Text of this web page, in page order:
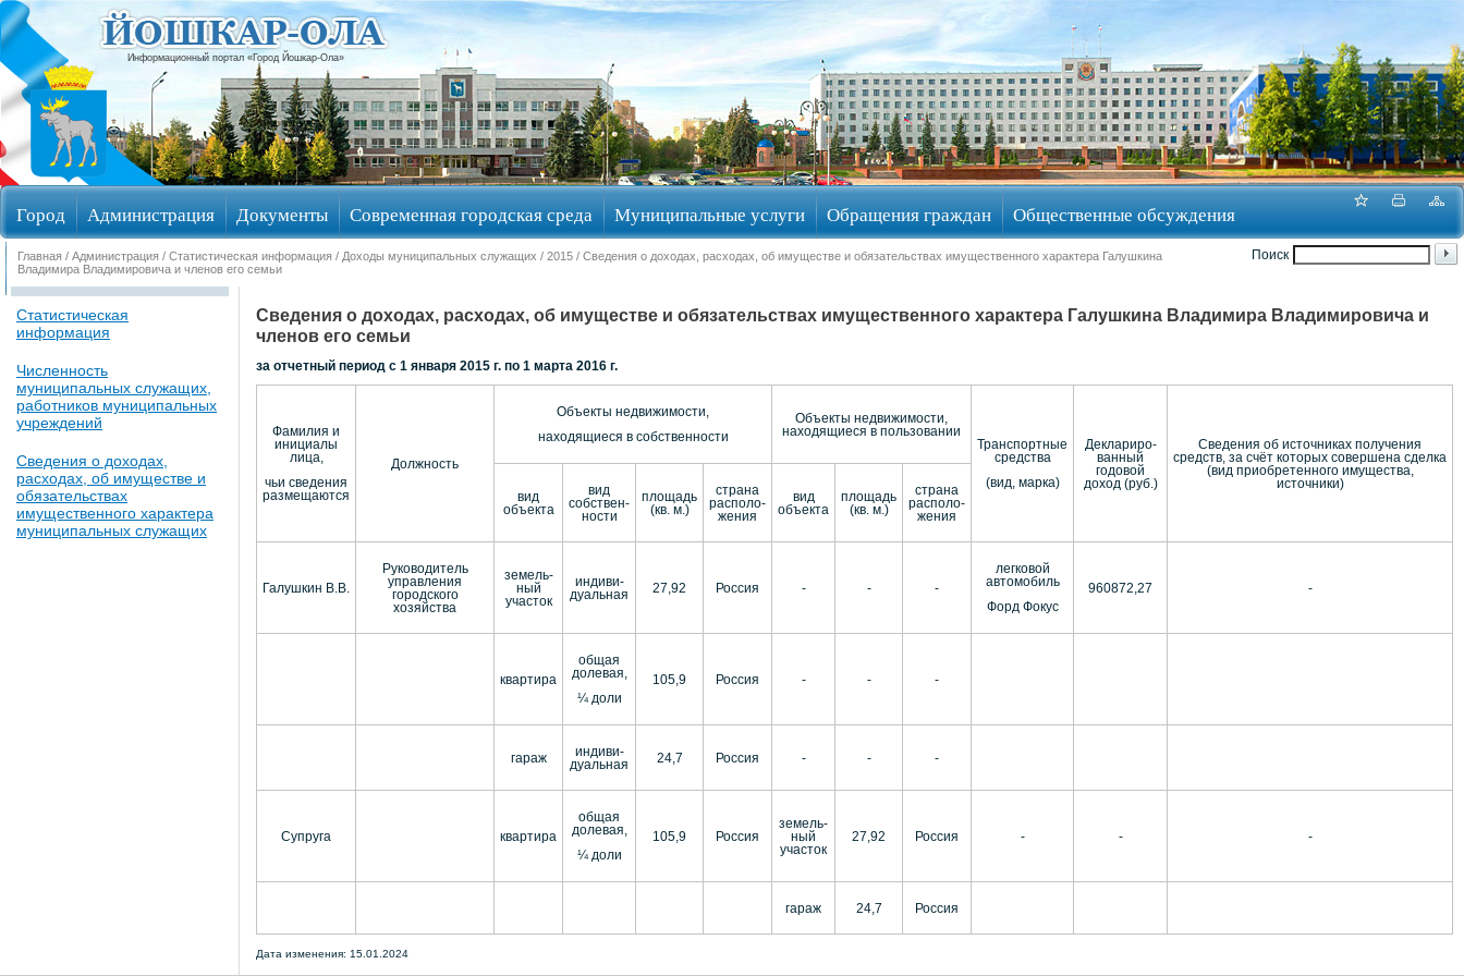
Информационный портал «Город Йошкар-Ола»
Город Администрация Документы Современная городская среда Муниципальные услуги Обращения граждан Общественные обсуждения
Избирательные округа
Поиск
Главная / Администрация / Статистическая информация / Доходы муниципальных служащих / 2015 / Сведения о доходах, расходах, об имуществе и обязательствах имущественного характера Галушкина
Владимира Владимировича и членов его семьи
Статистическая
информация
Численность
муниципальных служащих,
работников муниципальных
учреждений
Сведения о доходах,
расходах, об имуществе и
обязательствах
имущественного характера
муниципальных служащих
Сведения о доходах, расходах, об имуществе и обязательствах имущественного характера Галушкина Владимира Владимировича и
членов его семьи
за отчетный период с 1 января 2015 г. по 1 марта 2016 г.
Фамилия и
инициалы
лица,
чьи сведения
размещаются
Должность
Объекты недвижимости,
находящиеся в собственности
Объекты недвижимости,
находящиеся в пользовании
Транспортные
средства
(вид, марка)
Деклариро-
ванный
годовой
доход (руб.)
Сведения об источниках получения
средств, за счёт которых совершена сделка
(вид приобретенного имущества,
источники)
вид
объекта
вид
собствен-
ности
площадь
(кв. м.)
страна
располо-
жения
вид
объекта
площадь
(кв. м.)
страна
располо-
жения
Галушкин В.В.
Руководитель
управления
городского
хозяйства
земель-
ный
участок
индиви-
дуальная
27,92 Россия - - -
легковой
автомобиль
Форд Фокус
960872,27 -
квартира
общая
долевая,
¼ доли
105,9 Россия - - -
гараж
индиви-
дуальная
24,7 Россия - - -
Супруга квартира
общая
долевая,
¼ доли
105,9 Россия
земель-
ный
участок
27,92 Россия - - -
гараж 24,7 Россия
Дата изменения: 15.01.2024